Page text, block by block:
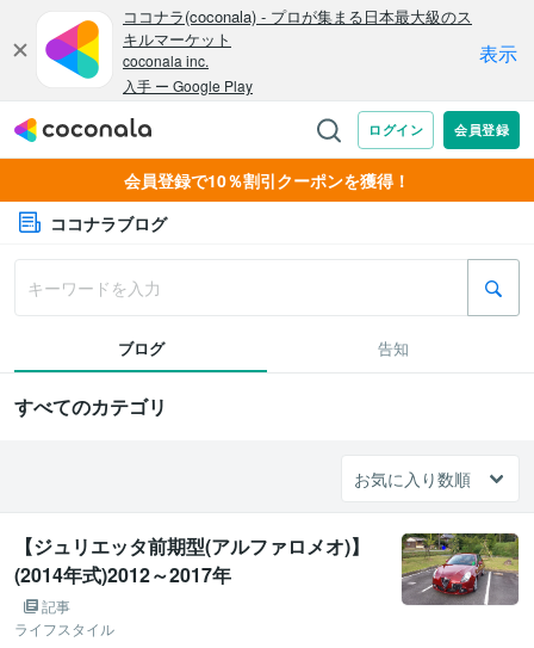
会員登録で10％割引クーポンを獲得！
ココナラブログ
ブログ 告知
すべてのカテゴリ
【ジュリエッタ前期型(アルファロメオ)】
(2014年式)2012～2017年
記事
ライフスタイル